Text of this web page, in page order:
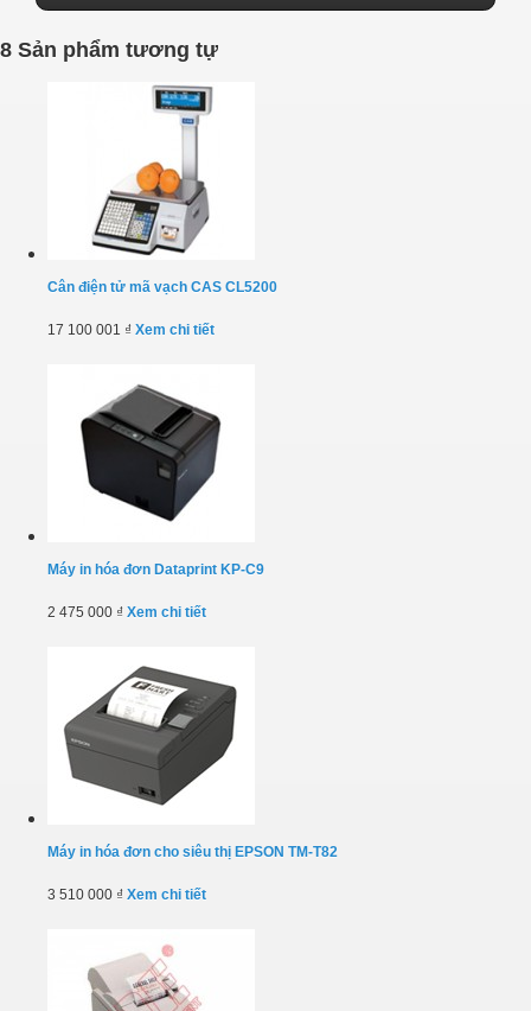
8 Sản phẩm tương tự
Cân điện tử mã vạch CAS CL5200
17 100 001 ₫ Xem chi tiết
Máy in hóa đơn Dataprint KP-C9
2 475 000 ₫ Xem chi tiết
Máy in hóa đơn cho siêu thị EPSON TM-T82
3 510 000 ₫ Xem chi tiết